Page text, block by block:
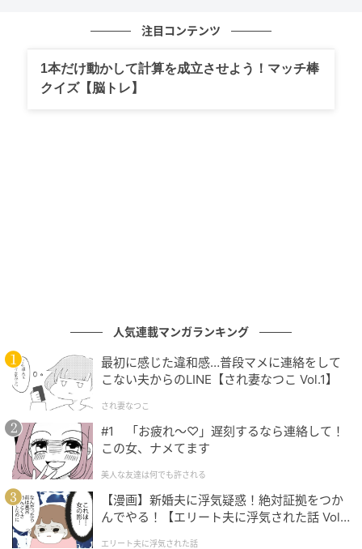
みもあります。「羹に懲りて膾を吹く」ということわ
ざでも知られ、前の失敗にこりて必要以上に用心する
出典：「デジタル大辞泉」（小学館）、「日本国語大
辞典」（小学館）、「精選版 日本国語大辞典」（小学
館）
次の記事
「檮昧」って読める？ 実は読み間違いが多い
漢字クイズ
の記事をもっとみる
注目コンテンツ
1本だけ動かして計算を成立させよう！マッチ棒
クイズ【脳トレ】
人気連載マンガランキング
最初に感じた違和感…普段マメに連絡をして
こない夫からのLINE【され妻なつこ Vol.1】
され妻なつこ
#1 「お疲れ〜♡」遅刻するなら連絡して！
この女、ナメてます
美人な友達は何でも許される
【漫画】新婚夫に浮気疑惑！絶対証拠をつか
んでやる！【エリート夫に浮気された話 Vol.
エリート夫に浮気された話